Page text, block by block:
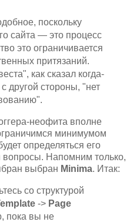
поскольку
сайта — это процесс
это ограничивается
притязаний.
как сказал когда-
другой стороны, "нет
неофита вполне
минимумом
определяться его
вопросы. Напомним только,
выбран Minima. Итак:
со структурой
-> Page
пока вы не